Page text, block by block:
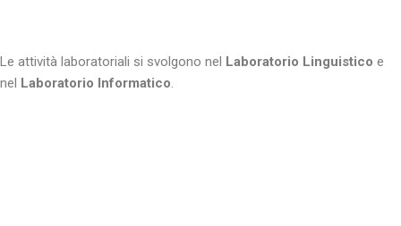
Le attività laboratoriali si svolgono nel Laboratorio Linguistico e
nel Laboratorio Informatico.